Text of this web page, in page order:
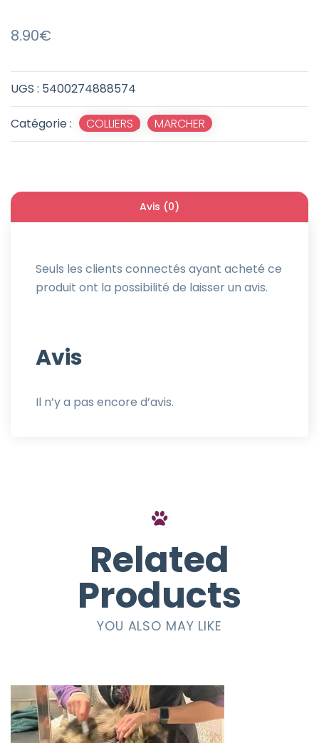
UGS : 5400274888574
Catégorie : COLLIERS , MARCHER
8.90€
Avis (0)
Avis
Il n’y a pas encore d’avis.
Seuls les clients connectés ayant acheté ce
produit ont la possibilité de laisser un avis.
Related
Products
YOU ALSO MAY LIKE